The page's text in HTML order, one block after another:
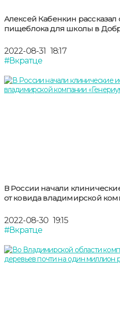
Алексей Кабенкин рассказал
пищеблока для школы в
2022-08-31 18:17
#Вкратце
В России начали
от ковида владимирской
2022-08-30 19:15
#Вкратце